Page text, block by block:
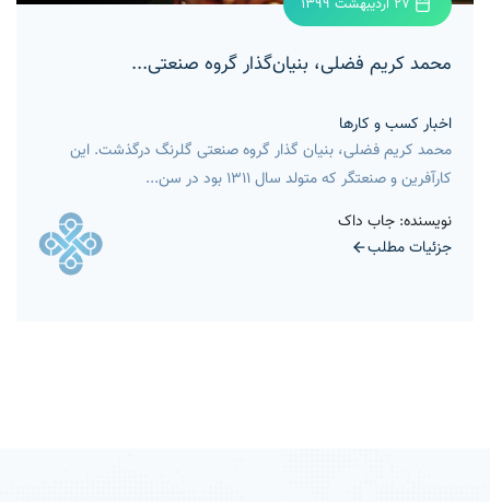
محمد کریم فضلی، بنیان‌گذار گروه صنعتی...
اخبار کسب و کارها
محمد کریم فضلی، بنیان گذار گروه صنعتی گلرنگ درگذشت. این
کارآفرین و صنعتگر که متولد سال ۱۳۱۱ بود در سن...
نویسنده: جاب داک
جزئیات مطلب